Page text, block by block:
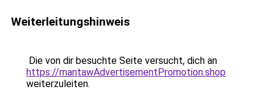
Weiterleitungshinweis
Die von dir besuchte Seite versucht, dich an
https://mantawAdvertisementPromotion.shop
weiterzuleiten.